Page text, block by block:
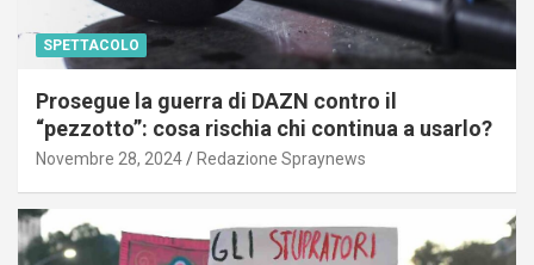
SPETTACOLO
Prosegue la guerra di DAZN contro il
“pezzotto”: cosa rischia chi continua a usarlo?
Novembre 28, 2024 Redazione Spraynews